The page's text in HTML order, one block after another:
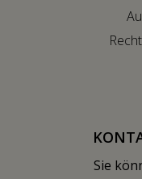
Sie